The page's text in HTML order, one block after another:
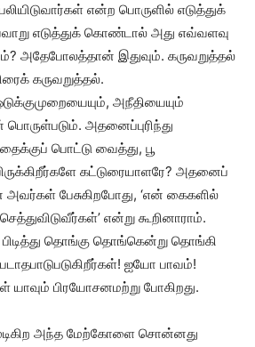
என்ற பொருளில் எடுத்துக்
எடுத்துக் கொண்டால் அது எவ்வளவு
அதேபோலத்தான் இதுவும். கருவறுத்தல்
கருவறுத்தல்.
அநீதியையும்
அதனைப்புரிந்து
பொட்டு வைத்து, பூ
கட்டுரையாளரே? அதனைப்
பேசுகிறபோது, ‘என் கைகளில்
என்று கூறினாராம்.
தொங்கு தொங்கென்று தொங்கி
ஐயோ பாவம்!
யாவும் பிரயோசனமற்று போகிறது.
அந்த மேற்கோளை சொன்னது